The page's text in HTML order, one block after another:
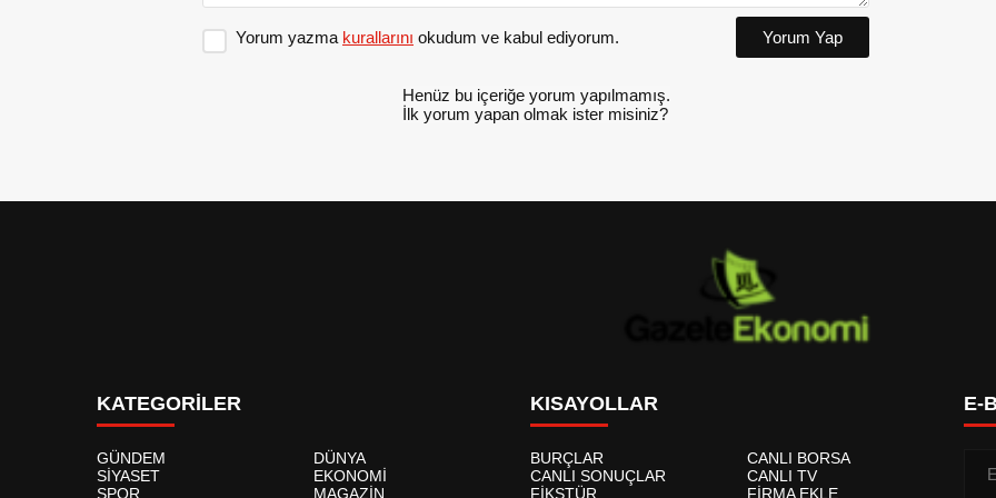
Yorum yazma kurallarını okudum ve kabul ediyorum. Yorum Yap
Henüz bu içeriğe yorum yapılmamış.
İlk yorum yapan olmak ister misiniz?
KATEGORİLER
GÜNDEM
DÜNYA
SİYASET
EKONOMİ
SPOR
MAGAZİN
KISAYOLLAR
BURÇLAR
CANLI BORSA
CANLI SONUÇLAR
CANLI TV
FİKSTÜR
FİRMA EKLE
E-